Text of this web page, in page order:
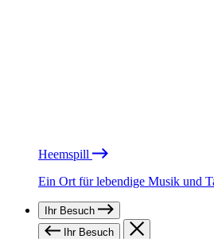
Heemspill
Ein Ort für lebendige Musik und
Ihr Besuch
Ihr Besuch